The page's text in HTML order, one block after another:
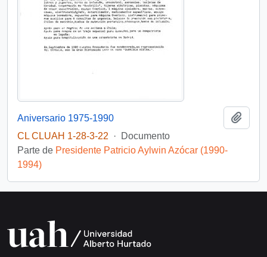
Aniversario 1975-1990
CL CLUAH 1-28-3-22
·
Documento
Parte de Presidente Patricio Aylwin Azócar (1990-
1994)